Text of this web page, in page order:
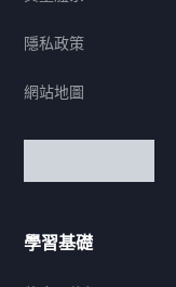
隱私政策
網站地圖
學習基礎